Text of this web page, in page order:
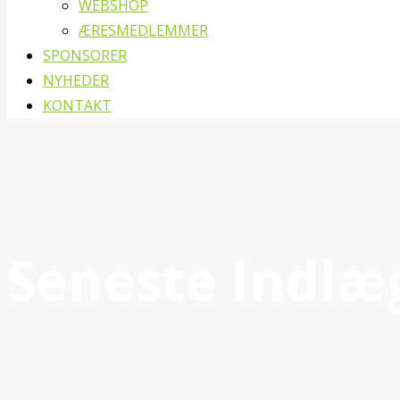
WEBSHOP
ÆRESMEDLEMMER
SPONSORER
NYHEDER
KONTAKT